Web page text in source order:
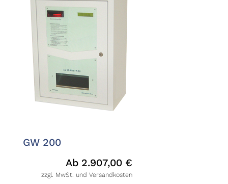
GW 200
Ab 2.907,00 €
zzgl. MwSt. und Versandkosten